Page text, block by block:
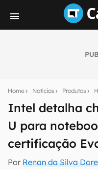
Home Notícias Produtos
Intel detalha
U para
certificação
Por Renan da Silva
notícias e reviews
mão.
E-mail